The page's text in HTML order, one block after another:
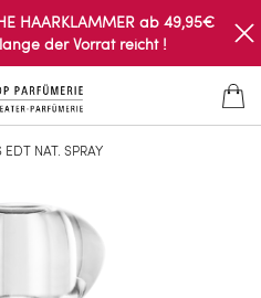
HAARKLAMMER ab 49,95€
der Vorrat reicht !
NAT. SPRAY